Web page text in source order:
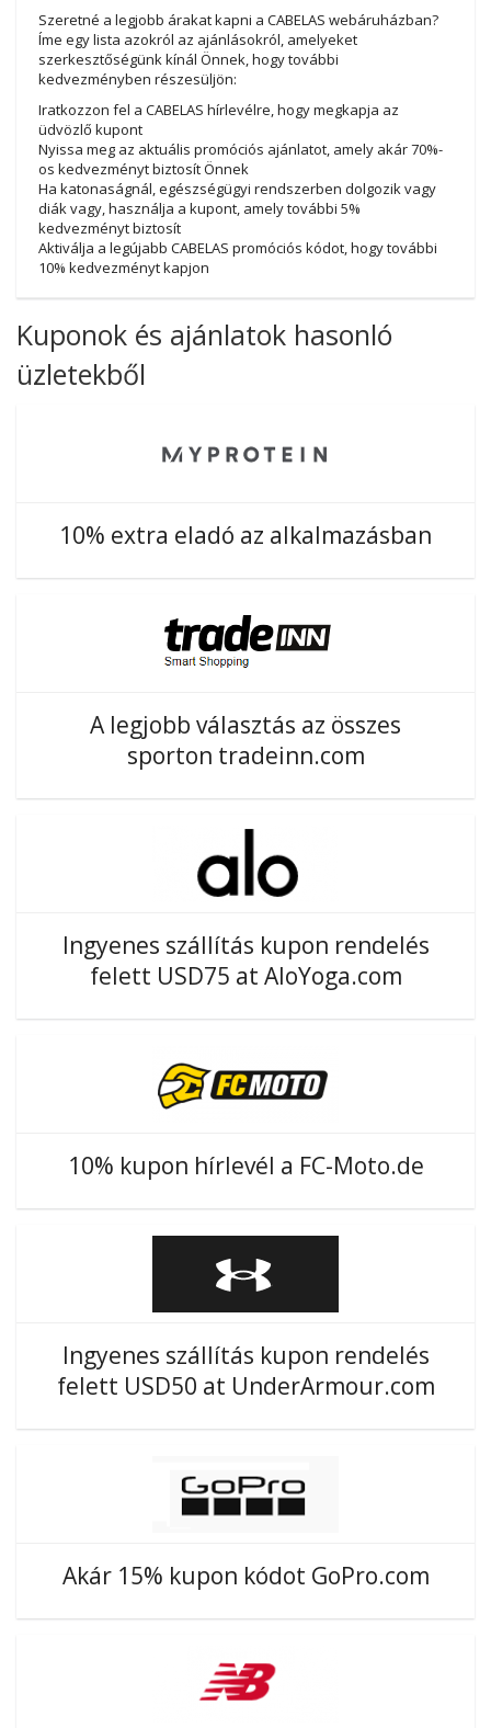
Szeretné a legjobb árakat kapni a CABELAS webáruházban?
Íme egy lista azokról az ajánlásokról, amelyeket
szerkesztőségünk kínál Önnek, hogy további
kedvezményben részesüljön:
Iratkozzon fel a CABELAS hírlevélre, hogy megkapja az
üdvözlő kupont
Nyissa meg az aktuális promóciós ajánlatot, amely akár 70%-
os kedvezményt biztosít Önnek
Ha katonaságnál, egészségügyi rendszerben dolgozik vagy
diák vagy, használja a kupont, amely további 5%
kedvezményt biztosít
Aktiválja a legújabb CABELAS promóciós kódot, hogy további
10% kedvezményt kapjon
Kuponok és ajánlatok hasonló
üzletekből
10% extra eladó az alkalmazásban
A legjobb választás az összes
sporton tradeinn.com
Ingyenes szállítás kupon rendelés
felett USD75 at AloYoga.com
10% kupon hírlevél a FC-Moto.de
Ingyenes szállítás kupon rendelés
felett USD50 at UnderArmour.com
Akár 15% kupon kódot GoPro.com